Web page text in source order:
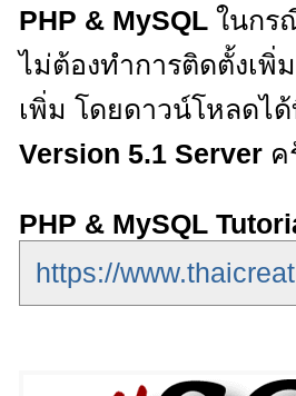
PHP & MySQL ในก
ไม่ต้องทำการติดตั้งเพิ่
เพิ่ม โดยดาวน์โหลดไ
Version 5.1 Server ค
PHP & MySQL
https://